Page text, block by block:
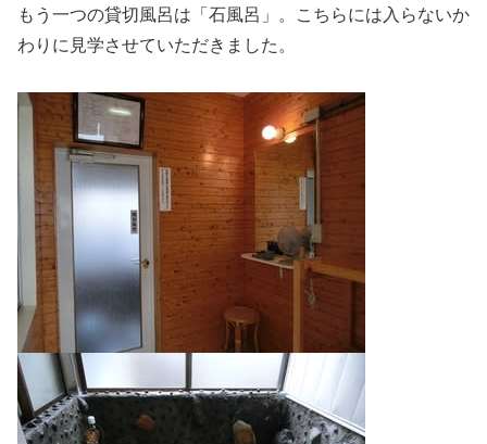
もう一つの貸切風呂は「石風呂」。こちらには入らないか
わりに見学させていただきました。